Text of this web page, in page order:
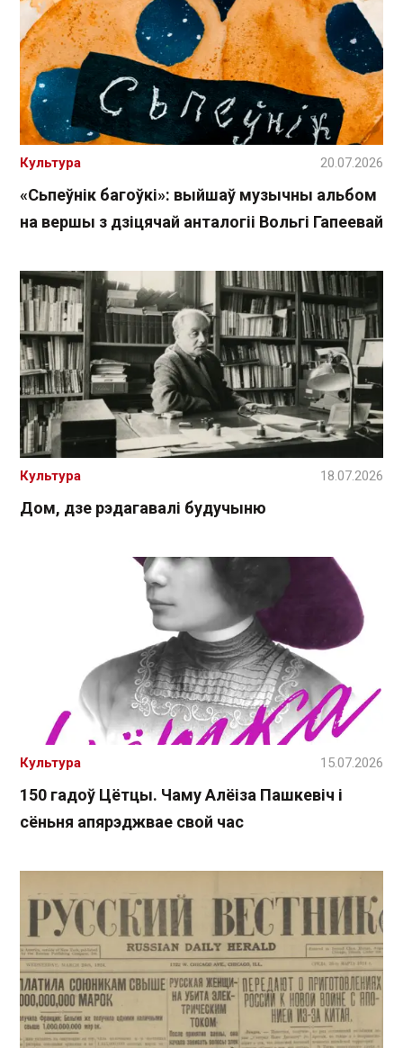
«Сьпеўнік багоўкі»: выйшаў музычны альбом
на вершы з дзіцячай анталогіі Вольгі Гапеевай
Культура 20.07.2026
Дом, дзе рэдагавалі будучыню
Культура 18.07.2026
150 гадоў Цётцы. Чаму Алёіза Пашкевіч і
сёньня апярэджвае свой час
Культура 15.07.2026